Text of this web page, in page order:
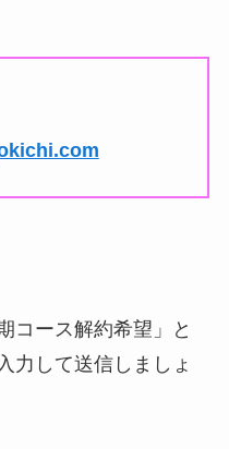
コース解約希望」と
力して送信しましょ